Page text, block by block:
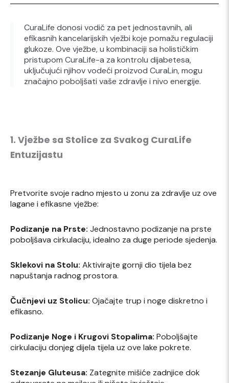
CuraLife donosi vodič za pet jednostavnih, ali
efikasnih kancelarijskih vježbi koje pomažu regulaciji
glukoze. Ove vježbe, u kombinaciji sa holističkim
pristupom CuraLife-a za kontrolu dijabetesa,
uključujući njihov vodeći proizvod CuraLin, mogu
značajno poboljšati vaše zdravlje i nivo energije.
1. Vježbe sa Stolice za Svakog CuraLife
Entuzijastu
Pretvorite svoje radno mjesto u zonu za zdravlje uz ove
lagane i efikasne vježbe:
Podizanje na Prste: Jednostavno podizanje na prste
poboljšava cirkulaciju, idealno za duge periode sjedenja.
Sklekovi na Stolu: Aktivirajte gornji dio tijela bez
napuštanja radnog prostora.
Čučnjevi uz Stolicu: Ojačajte trup i noge diskretno i
efikasno.
Podizanje Noge i Krugovi Stopalima: Poboljšajte
cirkulaciju donjeg dijela tijela uz ove lake pokrete.
Stezanje Gluteusa: Zategnite mišiće zadnjice dok